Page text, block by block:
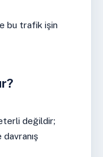
bu trafik işin
değildir;